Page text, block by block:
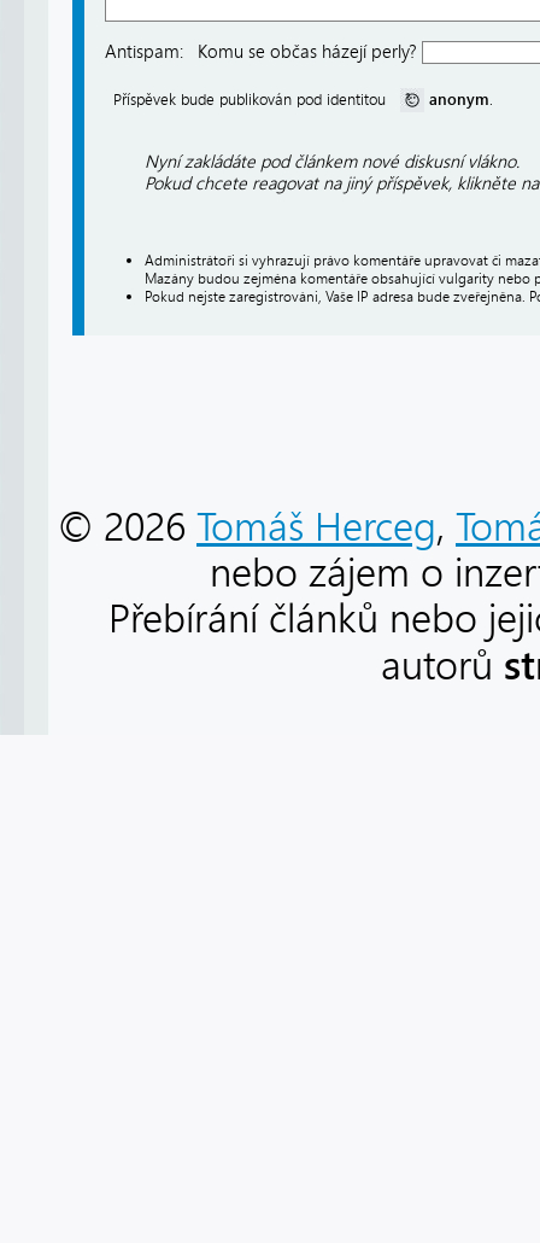
Antispam: Komu se občas házejí perly?
Příspěvek bude publikován pod identitou anonym.
Nyní zakládáte pod článkem nové diskusní vlákno.
Pokud chcete reagovat na jiný příspěvek, klikněte
Administrátoři si vyhrazují právo komentáře upravovat či
Mazány budou zejména komentáře obsahující vulgarity nebo
Pokud nejste zaregistrováni, Vaše IP adresa bude
© 2026 Tomáš Herceg,
nebo zájem o
Přebírání článků nebo
autorů